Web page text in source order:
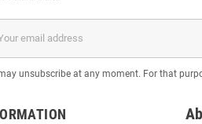
unsubscribe at any moment. For that